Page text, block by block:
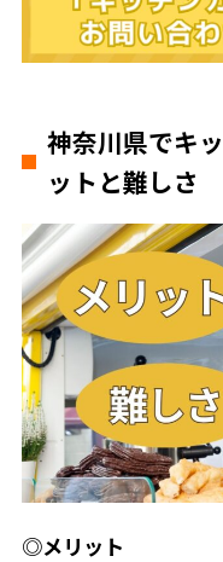
神奈川県でキ
ットと難しさ
◎メリット